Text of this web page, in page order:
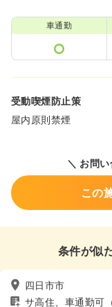
車通勤
受動喫煙防止策
屋内原則禁煙
＼ お問
この
条件が似
四日市市
サ高住、車通勤可